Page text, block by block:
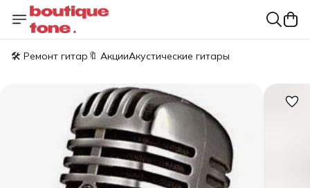
🛠️ Ремонт гитар 🔖 АкцииАкустические гитары